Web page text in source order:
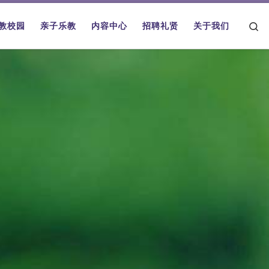
校园 亲子乐教 内容中心 招聘礼贤 关于我们